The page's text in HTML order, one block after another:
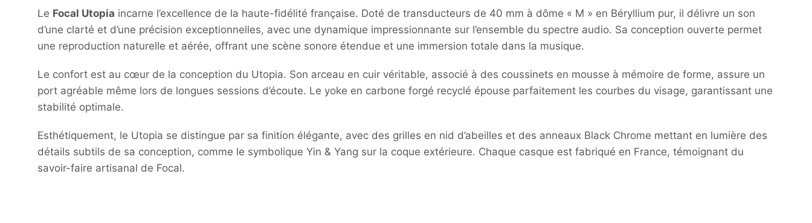
Le Focal Utopia incarne l’excellence de la haute-fidélité française. Doté de transducteurs de 40 mm à dôme « M » en Béryllium pur, il délivre un son
d’une clarté et d’une précision exceptionnelles, avec une dynamique impressionnante sur l’ensemble du spectre audio. Sa conception ouverte permet
une reproduction naturelle et aérée, offrant une scène sonore étendue et une immersion totale dans la musique.
Le confort est au cœur de la conception du Utopia. Son arceau en cuir véritable, associé à des coussinets en mousse à mémoire de forme, assure un
port agréable même lors de longues sessions d’écoute. Le yoke en carbone forgé recyclé épouse parfaitement les courbes du visage, garantissant une
stabilité optimale.
Esthétiquement, le Utopia se distingue par sa finition élégante, avec des grilles en nid d’abeilles et des anneaux Black Chrome mettant en lumière des
détails subtils de sa conception, comme le symbolique Yin & Yang sur la coque extérieure. Chaque casque est fabriqué en France, témoignant du
savoir-faire artisanal de Focal.